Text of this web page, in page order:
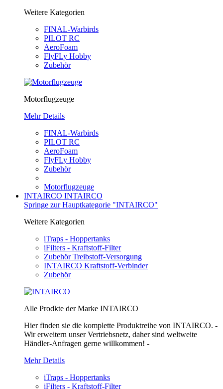
Weitere Kategorien
FINAL-Warbirds
PILOT RC
AeroFoam
FlyFLy Hobby
Zubehör
Motorflugzeuge
Mehr Details
FINAL-Warbirds
PILOT RC
AeroFoam
FlyFLy Hobby
Zubehör
Motorflugzeuge
INTAIRCO INTAIRCO
Springe zur Hauptkategorie "INTAIRCO"
Weitere Kategorien
iTraps - Hoppertanks
iFilters - Kraftstoff-Filter
Zubehör Treibstoff-Versorgung
INTAIRCO Kraftstoff-Verbinder
Zubehör
Alle Prodkte der Marke INTAIRCO
Hier finden sie die komplette Produktreihe von INTAIRCO. -
Wir erweitern unser Vertriebsnetz, daher sind weltweite
Händler-Anfragen gerne willkommen! -
Mehr Details
iTraps - Hoppertanks
iFilters - Kraftstoff-Filter